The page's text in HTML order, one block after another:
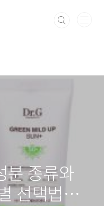
분 종류와
선택법까